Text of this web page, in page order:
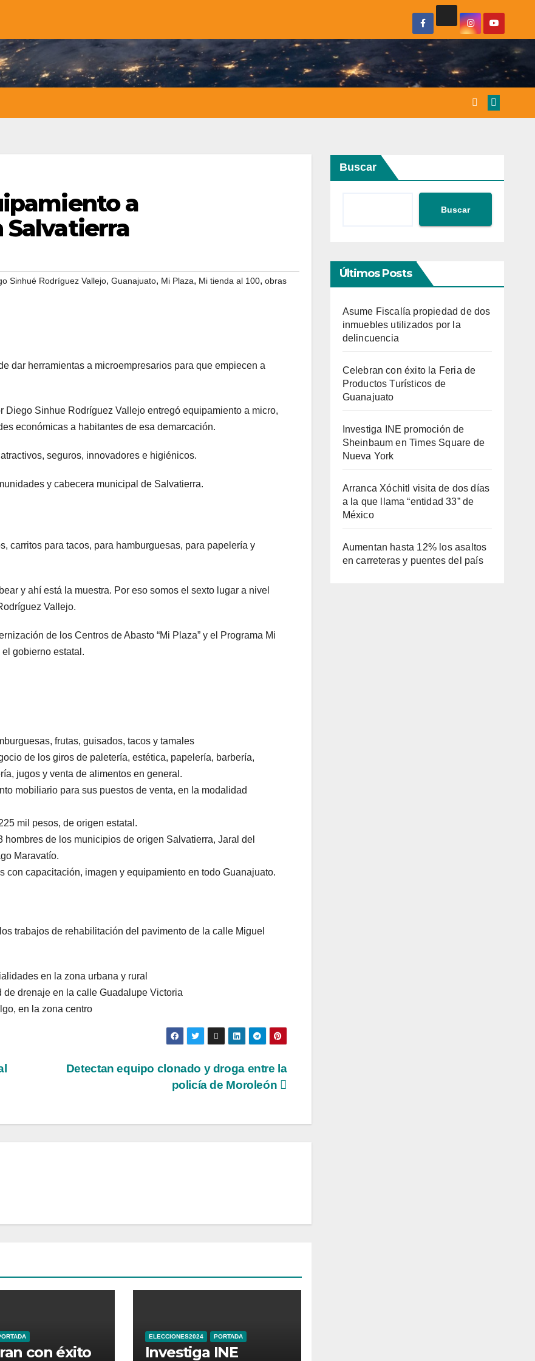
a
Sinhué Rodríguez Vallejo, Guanajuato, Mi Plaza, Mi tienda al 100, obras
dar herramientas a microempresarios para que empiecen a
Sinhue Rodríguez Vallejo entregó equipamiento a micro,
económicas a habitantes de esa demarcación.
seguros, innovadores e higiénicos.
y cabecera municipal de Salvatierra.
carritos para tacos, para hamburguesas, para papelería y
y ahí está la muestra. Por eso somos el sexto lugar a nivel
Vallejo.
de los Centros de Abasto “Mi Plaza” y el Programa Mi
gobierno estatal.
frutas, guisados, tacos y tamales
de los giros de paletería, estética, papelería, barbería,
jugos y venta de alimentos en general.
mobiliario para sus puestos de venta, en la modalidad
mil pesos, de origen estatal.
de los municipios de origen Salvatierra, Jaral del
Maravatío.
con capacitación, imagen y equipamiento en todo Guanajuato.
trabajos de rehabilitación del pavimento de la calle Miguel
en la zona urbana y rural
drenaje en la calle Guadalupe Victoria
en la zona centro
Detectan equipo clonado y droga entre la
policía de Moroleón
con éxito
ELECCIONES2024 PORTADA
Investiga INE
Buscar
Buscar
Últimos Posts
Asume Fiscalía propiedad de dos
inmuebles utilizados por la
delincuencia
Celebran con éxito la Feria de
Productos Turísticos de
Guanajuato
Investiga INE promoción de
Sheinbaum en Times Square de
Nueva York
Arranca Xóchitl visita de dos días
a la que llama “entidad 33” de
México
Aumentan hasta 12% los asaltos
en carreteras y puentes del país